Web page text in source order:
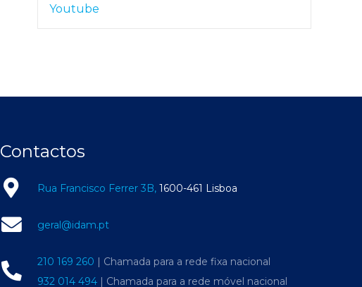
Youtube
Contactos
Rua Francisco Ferrer 3B,1600-461 Lisboa
geral@idam.pt
210 169 260 | Chamada para a rede fixa nacional
932 014 494| Chamada para a rede móvel nacional